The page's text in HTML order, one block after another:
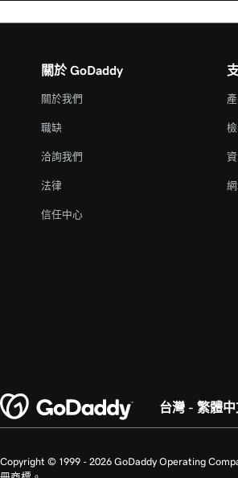
關於 GoDaddy
關於我們
職缺
洽詢我們
法律
信任中心
台灣 - 繁體中
Copyright © 1999 - 2026 GoDaddy Operating